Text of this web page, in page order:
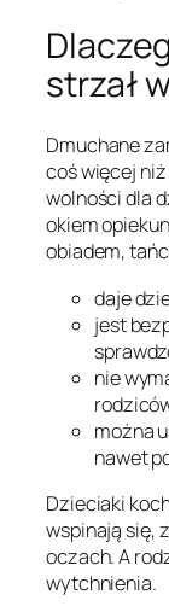
strzał
Dmuchane
coś więcej
wolności dla
okiem
obiadem,
daje
jest
nie
można
nawet
Dzieciaki
wspinają się,
oczach. A
wytchnienia.